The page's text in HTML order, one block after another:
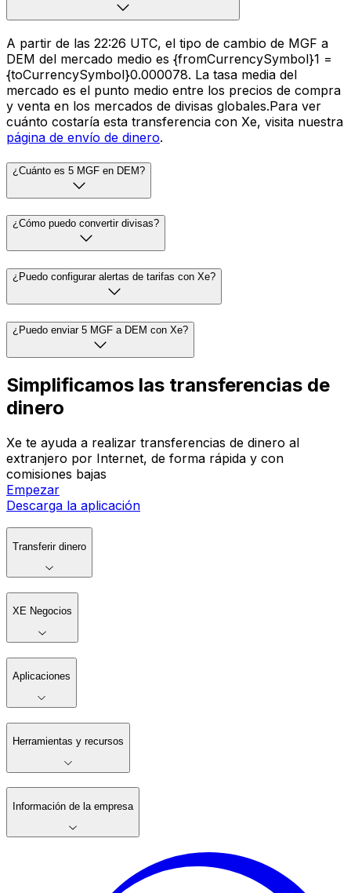
A partir de las 22:26 UTC, el tipo de cambio de MGF a
DEM del mercado medio es {fromCurrencySymbol}1 =
{toCurrencySymbol}0.000078. La tasa media del
mercado es el punto medio entre los precios de compra
y venta en los mercados de divisas globales.Para ver
cuánto costaría esta transferencia con Xe, visita nuestra
página de envío de dinero.
¿Cuánto es 5 MGF en DEM?
¿Cómo puedo convertir divisas?
¿Puedo configurar alertas de tarifas con Xe?
¿Puedo enviar 5 MGF a DEM con Xe?
Simplificamos las transferencias de
dinero
Xe te ayuda a realizar transferencias de dinero al
extranjero por Internet, de forma rápida y con
comisiones bajas
Empezar
Descarga la aplicación
Transferir dinero
XE Negocios
Aplicaciones
Herramientas y recursos
Información de la empresa